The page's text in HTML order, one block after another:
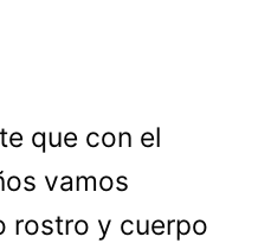
que con el
vamos
rostro y cuerpo